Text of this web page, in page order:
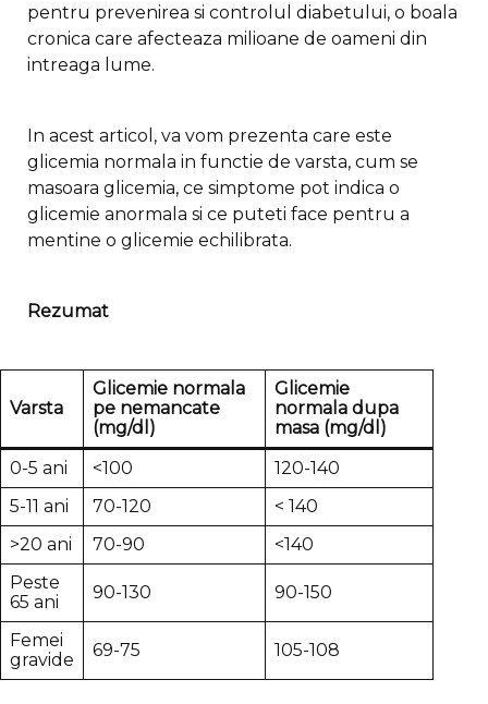
pentru prevenirea si controlul diabetului, o boala
cronica care afecteaza milioane de oameni din
intreaga lume.
In acest articol, va vom prezenta care este
glicemia normala in functie de varsta, cum se
masoara glicemia, ce simptome pot indica o
glicemie anormala si ce puteti face pentru a
mentine o glicemie echilibrata.
Rezumat
Varsta
Glicemie normala
pe nemancate
(mg/dl)
Glicemie
normala dupa
masa (mg/dl)
0-5 ani
<100
120-140
5-11 ani
70-120
< 140
>20 ani
70-90
<140
Peste
65 ani
90-130 90-150
Femei
gravide
69-75 105-108